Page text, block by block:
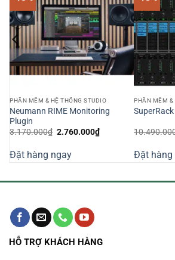
PHẦN MỀM & HỆ THỐNG STUDIO
Neumann RIME Monitoring
Plugin
3.170.000₫ Giá
3.170.000₫.
2.760.000₫Giá
hiện
2.760.000₫.
Đặt hàng ngay
PHẦN MỀM &
SuperRack
Đặt hàng
HỖ TRỢ KHÁCH HÀNG